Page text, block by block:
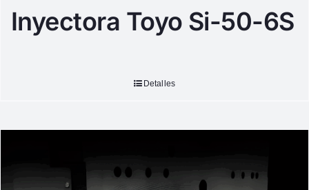
Inyectora Toyo Si-50-6S
Detalles